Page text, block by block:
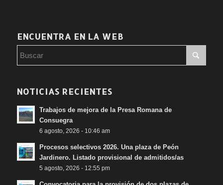
ENCUENTRA EN LA WEB
NOTICIAS RECIENTES
Trabajos de mejora de la Presa Romana de
Consuegra
6 agosto, 2026 - 10:46 am
Procesos selectivos 2026. Una plaza de Peón
Jardinero. Listado provisional de admitidos/as
5 agosto, 2026 - 12:55 pm